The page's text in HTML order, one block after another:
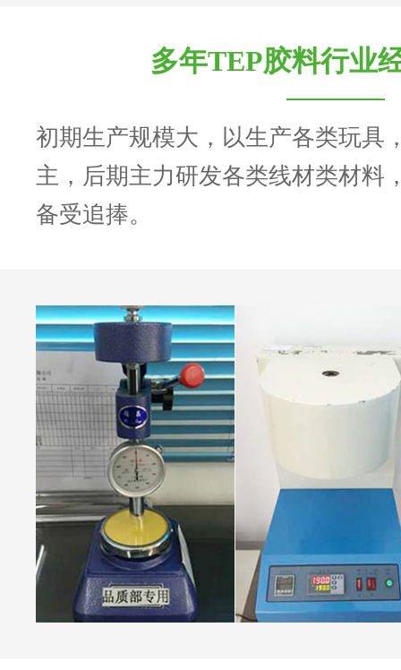
多年TEP胶料行业
初期生产规模大，以生产各类玩具
主，后期主力研发各类线材类材料
备受追捧。